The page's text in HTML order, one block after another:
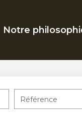
Notre
Référence